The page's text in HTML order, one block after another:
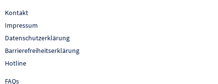
Kontakt
Impressum
Datenschutzerklärung
Barrierefreiheitserklärung
Hotline
FAQs